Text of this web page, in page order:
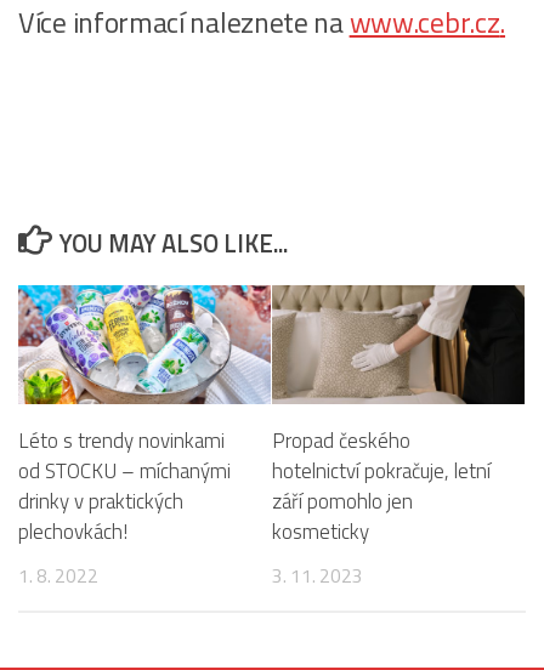
Více informací naleznete nawww.cebr.cz.
YOU MAY ALSO LIKE...
Léto s trendy novinkami
od STOCKU – míchanými
drinky v praktických
plechovkách!
1. 8. 2022
Propad českého
hotelnictví pokračuje, letní
září pomohlo jen
kosmeticky
3. 11. 2023